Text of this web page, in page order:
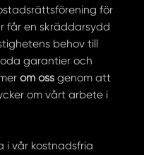
för
får en skräddarsydd
behov till
garantier och
om ossgenom att
om vårt arbete i
i vår kostnadsfria